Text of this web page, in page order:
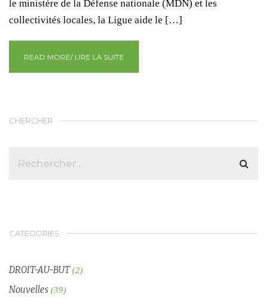
le ministère de la Défense nationale (MDN) et les
collectivités locales, la Ligue aide le […]
READ MORE/ LIRE LA SUITE
CHERCHER
CATEGORIES
DROIT-AU-BUT(2)
Nouvelles (39)